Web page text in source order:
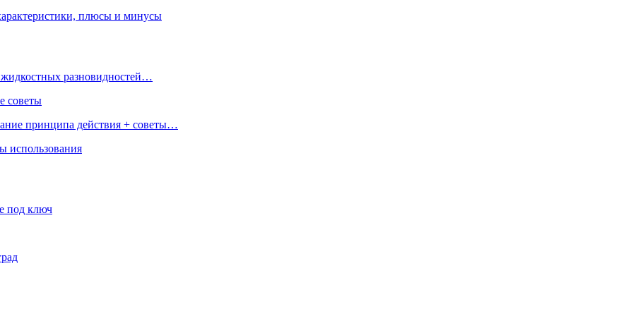
плюсы и минусы
разновидностей…
советы
принципа действия + советы…
использования
под ключ